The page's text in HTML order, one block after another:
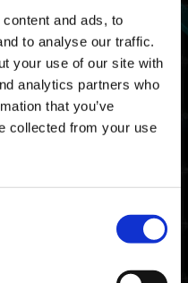
and ads, to
to analyse our traffic.
your use of our site with
analytics partners who
that you’ve
collected from your use
16/04 2024 02:59
04/15 2024 19:59